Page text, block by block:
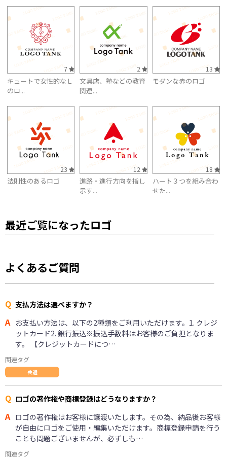
7
キュートで女性的なＬ
のロ...
2
文具店、塾などの教育
関連...
13
モダンな赤のロゴ
23
法則性のあるロゴ
12
進路・進行方向を指し
示す...
18
ハート３つを組み合わ
せた...
最近ご覧になったロゴ
よくあるご質問
Q 支払方法は選べますか？
A お支払い方法は、以下の2種類をご利用いただけます。1. クレジ
ットカード2. 銀行振込※振込手数料はお客様のご負担となりま
す。 【クレジットカードにつ…
関連タグ
共通
Q ロゴの著作権や商標登録はどうなりますか？
A ロゴの著作権はお客様に譲渡いたします。その為、納品後お客様
が自由にロゴをご使用・編集いただけます。商標登録申請を行う
ことも問題ございませんが、必ずしも…
関連タグ